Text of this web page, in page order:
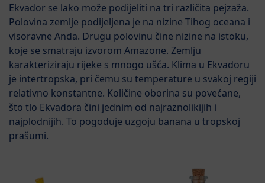
Ekvador se lako može podijeliti na tri različita pejzaža.
Polovina zemlje podijeljena je na nizine Tihog oceana i
visoravne Anda. Drugu polovinu čine nizine na istoku,
koje se smatraju izvorom Amazone. Zemlju
karakteriziraju rijeke s mnogo ušća. Klima u Ekvadoru
je intertropska, pri čemu su temperature u svakoj regiji
relativno konstantne. Količine oborina su povećane,
što tlo Ekvadora čini jednim od najraznolikijih i
najplodnijih. To pogoduje uzgoju banana u tropskoj
prašumi.